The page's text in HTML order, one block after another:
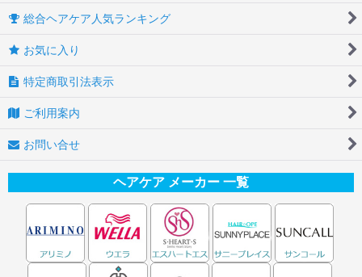
総合ヘアケア人気ランキング
お気に入り
特定商取引法表示
ご利用案内
お問い合せ
ヘアケア メーカー 一覧